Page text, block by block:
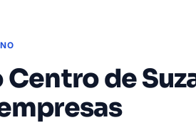
Centro de